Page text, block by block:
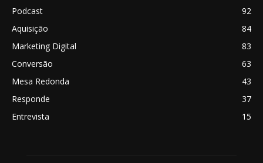
Podcast
92
Aquisição
84
Marketing Digital
83
Conversão
63
Mesa Redonda
43
Responde
37
Entrevista
15